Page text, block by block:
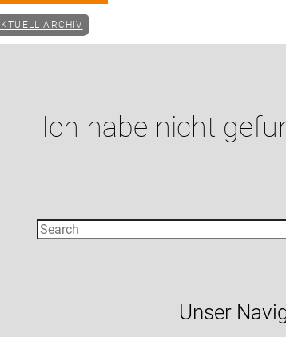
ARCHIV
Ich habe nicht
Unser